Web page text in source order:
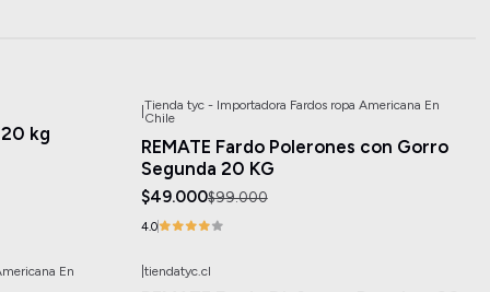
kg
-51%
Tienda tyc - Importadora Fardos ropa Americana En
Chile
REMATE Fardo Polerones con Gorro
Segunda 20 KG
$49.000$99.000
4.0
En tiendatyc.cl